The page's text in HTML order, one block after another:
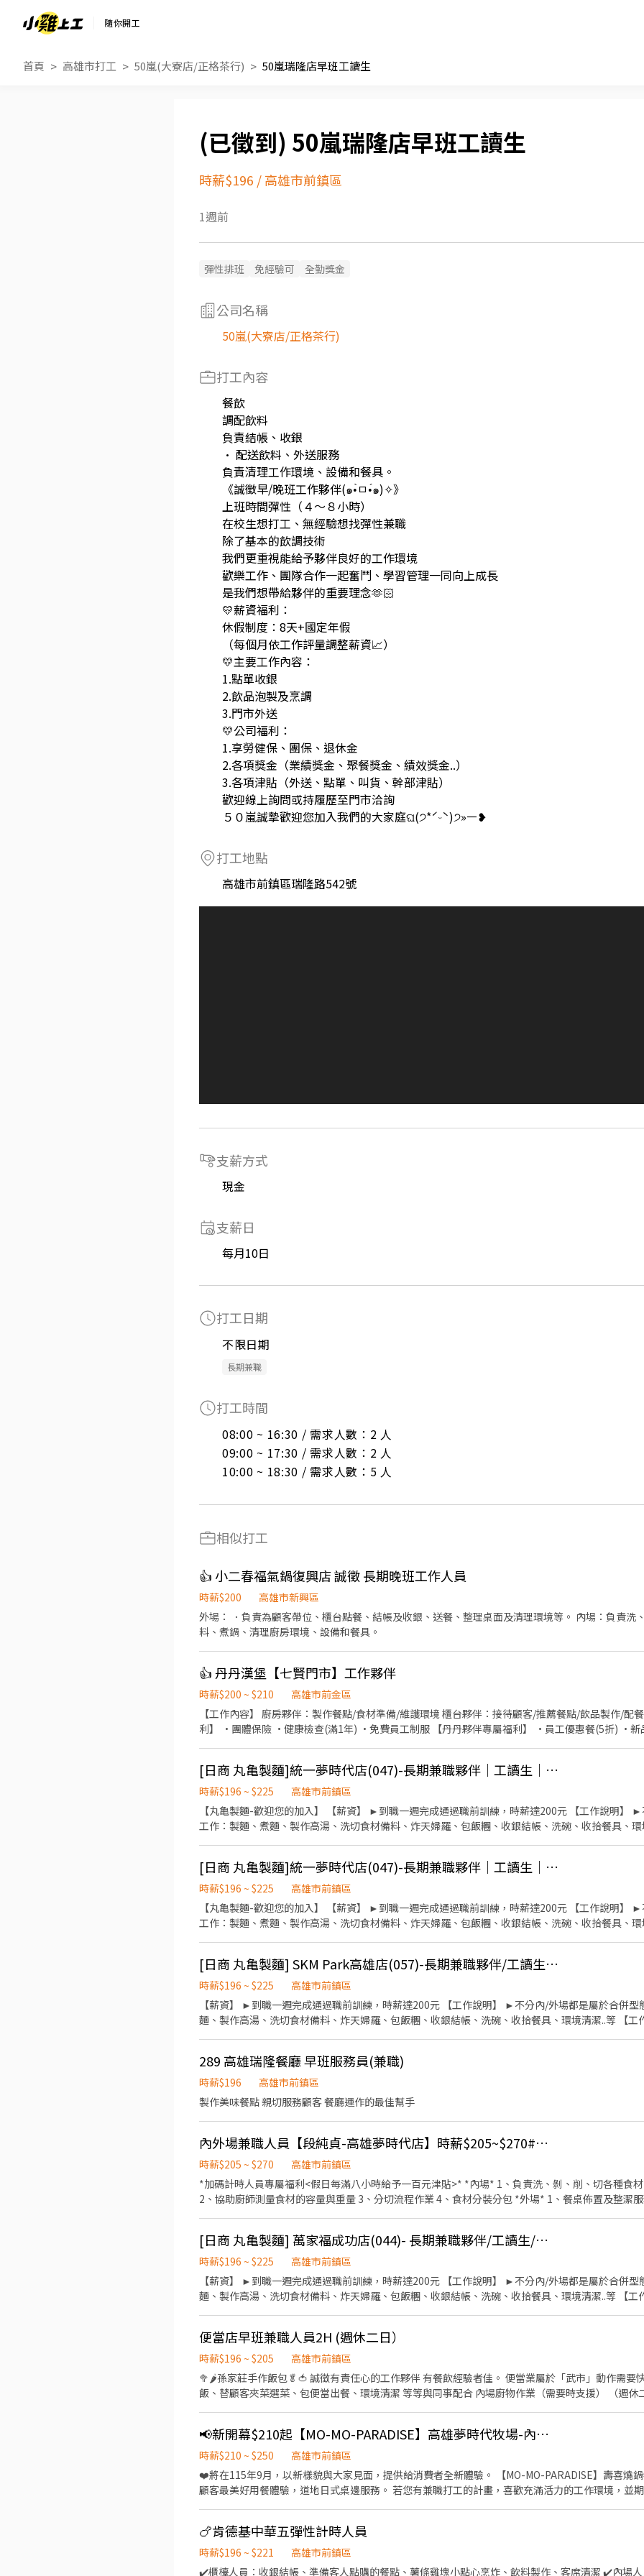
隨你開工
首頁 高雄市打工 50嵐(大寮店/正格茶行) 50嵐瑞隆店早班工讀生
50嵐瑞隆店早班工讀生
時薪$196 /高雄市前鎮區
1週前
彈性排班 免經驗可 全勤獎金
公司名稱
50嵐(大寮店/正格茶行)
打工內容
餐飲
調配飲料
負責結帳、收銀
· 配送飲料、外送服務
負責清理工作環境、設備和餐具。
《誠徵早/晚班工作夥伴(๑•̀ㅁ•́๑)✧》
上班時間彈性（４～８小時）
在校生想打工、無經驗想找彈性兼職
除了基本的飲調技術
我們更重視能給予夥伴良好的工作環境
歡樂工作、團隊合作一起奮鬥、學習管理一同向上成長
是我們想帶給夥伴的重要理念🫶🏻
💛薪資福利：
休假制度：8天+國定年假
（每個月依工作評量調整薪資📈）
💛主要工作內容：
1.點單收銀
2.飲品泡製及烹調
3.門市外送
💛公司福利：
1.享勞健保、團保、退休金
2.各項獎金（業績獎金、聚餐獎金、績效獎金..）
3.各項津貼（外送、點單、叫貨、幹部津貼）
歡迎線上詢問或持履歷至門市洽詢
５０嵐誠摯歡迎您加入我們的大家庭ଘ(੭*ˊᵕˋ)੭»ㅡ❥
打工地點
高雄市前鎮區瑞隆路542號
支薪方式
現金
支薪日
每月10日
打工日期
不限日期
長期兼職
打工時間
08:00 ~ 16:30 / 需求人數：2 人
09:00 ~ 17:30 / 需求人數：2 人
10:00 ~ 18:30 / 需求人數：5 人
相似打工
👍 小二春福氣鍋復興店 誠徵 長期晚班工作人員
時薪$200
高雄市新興區
外場： ．負責為顧客帶位、櫃台點餐、結帳及收銀、送餐、整理桌面及清理環境等。 內場：負責洗
料、煮鍋、清理廚房環境、設備和餐具。
👍 丹丹漢堡【七賢門市】工作夥伴
時薪$200 ~ $210
高雄市前金區
【工作內容】 廚房夥伴：製作餐點/食材準備/維護環境 櫃台夥伴：接待顧客/推薦餐點/飲品製作/配
利】 ·團體保險 ·健康檢查(滿1年) ·免費員工制服 【丹丹夥伴專屬福利】 ·員工優惠餐(5折) ·新
[日商 丸亀製麵]統一夢時代店(047)-長期兼職夥伴｜工讀生｜實習｜彈性排班｜
時薪$196 ~ $225
高雄市前鎮區
【丸亀製麵-歡迎您的加入】 【薪資】 ►到職一週完成通過職前訓練，時薪達200元 【工作說明】
工作：製麵、煮麵、製作高湯、洗切食材備料、炸天婦羅、包飯糰、收銀結帳、洗碗、收拾餐具、
[日商 丸亀製麵]統一夢時代店(047)-長期兼職夥伴｜工讀生｜實習｜彈性排班｜
時薪$196 ~ $225
高雄市前鎮區
【丸亀製麵-歡迎您的加入】 【薪資】 ►到職一週完成通過職前訓練，時薪達200元 【工作說明】 ►不分內/外場屬於合併型態的
工作：製麵、煮麵、製作高湯、洗切食材備料、炸天婦羅、包飯糰、收銀結帳、洗碗、收拾餐具、環境清潔..等 【
[日商 丸亀製麵] SKM Park高雄店(057)-長期兼職夥伴/工讀生/彈性
時薪$196 ~ $225
高雄市前鎮區
【薪資】 ►到職一週完成通過職前訓練，時薪達200元 【工作說明】 ►不分內/外場都是屬於合併型態的工作內容：製麵、煮
麵、製作高湯、洗切食材備料、炸天婦羅、包飯糰、收銀結帳、洗碗、收拾餐具、環境清潔..等 【工作時間】 ►彈性排班08:30-
製麵)
289 高雄瑞隆餐廳 早班服務員(兼職)
時薪$196
高雄市前鎮區
製作美味餐點 親切服務顧客 餐廳運作的最佳幫手
內外場兼職人員【段純貞-高雄夢時代店】時薪$205~$270#加碼假日津貼
時薪$205 ~ $270
高雄市前鎮區
*加碼計時人員專屬福利<假日每滿八小時給予一百元津貼>* *內場* 1、負責洗、剝、削、切各種食材，以完成烹飪的前置工作
2、協助廚師測量食材的容量與重量 3、分切流程作業 4、食材分裝分包 *外場* 1、餐桌佈置及整潔服務 2、顧客接待及座位安排
工旅遊或獎金補助
[日商 丸亀製麵] 萬家福成功店(044)- 長期兼職夥伴/工讀生/彈性排班
時薪$196 ~ $225
高雄市前鎮區
【薪資】 ►到職一週完成通過職前訓練，時薪達200元 【工作說明】 ►不分內/外場都是屬於合併型
麵、製作高湯、洗切食材備料、炸天婦羅、包飯糰、收銀結帳、洗碗、收拾餐具、環境清潔..等 【
製麵)
便當店早班兼職人員2H (週休二日）
時薪$196 ~ $205
高雄市前鎮區
🥦🌶孫家莊手作飯包🥬🍅 誠徵有責任心的工作夥伴 有餐飲經驗者佳。 便當業屬於「武市」動作需要快 早上門市工作內容 如：
飯、替顧客夾菜選菜、包便當出餐、環境清潔 等等與同事配合 內場廚物作業（需要時支援） （週休二日 見紅休） 🏆薪資： 時薪
📢新開幕$210起【MO-MO-PARADISE】高雄夢時代牧場-內場兼職C20
時薪$210 ~ $250
高雄市前鎮區
❤️將在115年9月，以新樣貌與大家見面，提供給消費者全新體驗。 【MO-MO-PARADISE】壽喜燒鍋物/日式火鍋專門店，創造
顧客最美好用餐體驗，道地日式桌邊服務。 若您有兼職打工的計畫，喜歡充滿活力的工作環境，並期望享有多種福利，可優先選
休息時間，週六、週日有一天可排班者尤佳。) ※彈性排班可討論喔。週六與週日正常工時出勤每小
✅工作時段說明：依店鋪營運需求排班；兼職人員每月可配合排班時數須達60小時以上。 ✅提供免
勤上班很方便。 ✅歡迎無餐飲工作經驗、對餐飲業有熱忱的您，加入三澧餐飲集團。
🍗肯德基中華五彈性計時人員
時薪$196 ~ $221
高雄市前鎮區
✔️櫃檯人員：收銀結帳、準備客人點購的餐點、薯條雞塊小點心烹炸、飲料製作、客席清潔 ✔️內場